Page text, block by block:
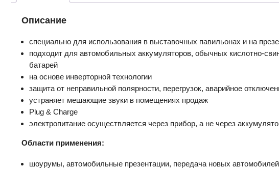
Описание
специально для использования в выставочных павильонах и на
подходит для автомобильных аккумуляторов, обычных кислотно-
батарей
на основе инверторной технологии
защита от неправильной полярности, перегрузок, аварийное
устраняет мешающие звуки в помещениях продаж
Plug & Charge
электропитание осуществляется через прибор, а не через
Области применения:
шоурумы, автомобильные презентации, передача новых автомобилей